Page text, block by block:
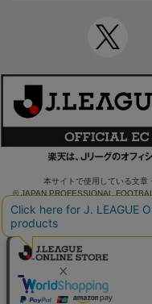
本サイトで使用している文章
© JAPAN PROFESSIONAL